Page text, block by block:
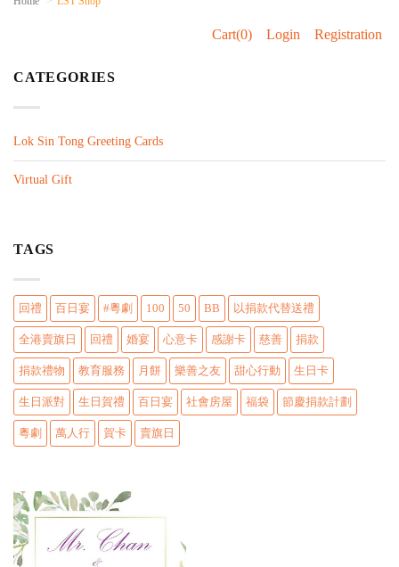
i
n
Cart(0) Login Registration
CATEGORIES
Lok Sin Tong Greeting Cards
Virtual Gift
TAGS
回禮 百日宴 #粵劇 100 50 BB 以捐款代替送禮
全港賣旗日 回禮 婚宴 心意卡 感謝卡 慈善 捐款
捐款禮物 教育服務 月餅 樂善之友 甜心行動 生日卡
生日派對 生日賀禮 百日宴 社會房屋 福袋 節慶捐款計劃
粵劇 萬人行 賀卡 賣旗日